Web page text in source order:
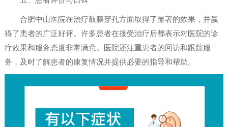
合肥中山医院在治疗鼓膜穿孔方面取得了显著的效果，并赢
得了患者的广泛好评。许多患者在接受治疗后都表示对医院的诊
疗效果和服务态度非常满意。医院还注重患者的回访和跟踪服
务，及时了解患者的康复情况并提供必要的指导和帮助。